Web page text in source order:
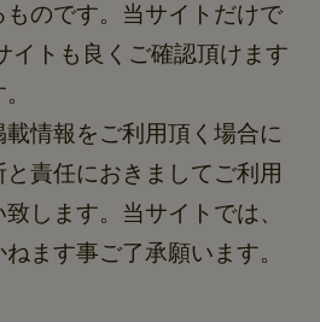
のです。当サイトだけで
イトも良くご確認頂けます
情報をご利用頂く場合に
責任におきましてご利用
します。当サイトでは、
ます事ご了承願います。